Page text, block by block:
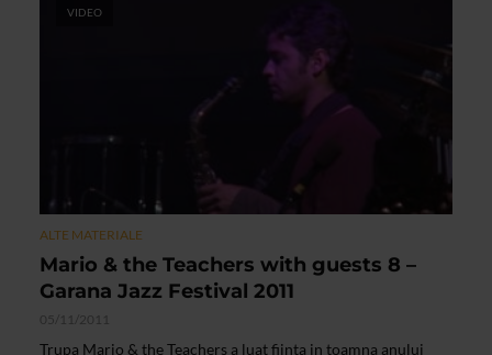
VIDEO
ALTE MATERIALE
Mario & the Teachers with guests 8 –
Garana Jazz Festival 2011
05/11/2011
Trupa Mario & the Teachers a luat fiinta in toamna anului